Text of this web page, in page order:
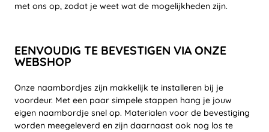
met ons op, zodat je weet wat de mogelijkheden zijn.
EENVOUDIG TE BEVESTIGEN VIA ONZE
WEBSHOP
Onze naambordjes zijn makkelijk te installeren bij je
voordeur. Met een paar simpele stappen hang je jouw
eigen naambordje snel op. Materialen voor de bevestiging
worden meegeleverd en zijn daarnaast ook nog los te